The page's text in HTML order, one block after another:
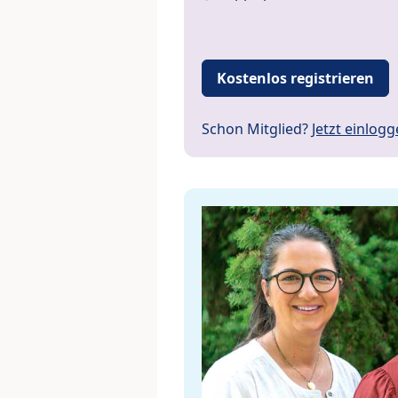
Kostenlos registrieren
Schon Mitglied? Jetzt